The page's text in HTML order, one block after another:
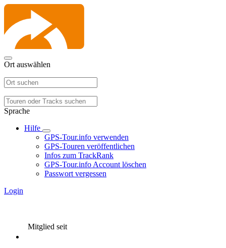
Ort auswählen
Sprache
Hilfe
GPS-Tour.info verwenden
GPS-Touren veröffentlichen
Infos zum TrackRank
GPS-Tour.info Account löschen
Passwort vergessen
Login
Mitglied seit